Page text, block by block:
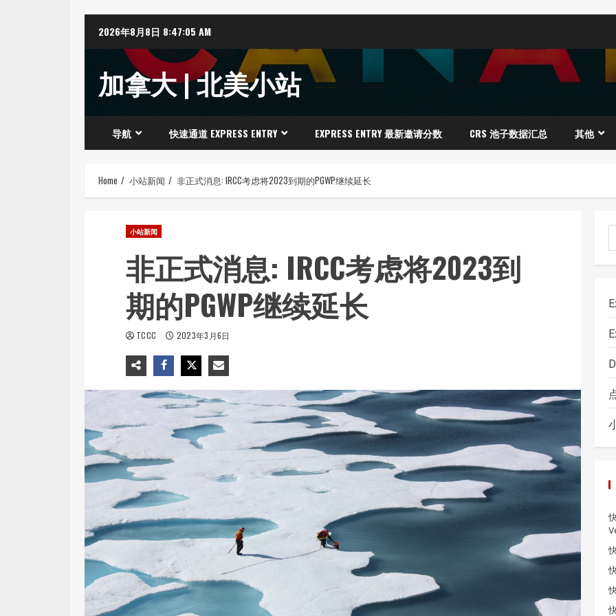
2026年8月8日 8:47:06 AM
加拿大 | 北美小站
导航 快速通道 EXPRESS ENTRY EXPRESS ENTRY 最新邀请分数 CRS 池子数据汇总 其他
Home 小站新闻 非正式消息: IRCC考虑将2023到期的PGWP继续延长
小站新闻
非正式消息: IRCC考虑将2023到
期的PGWP继续延长
TCCC 2023年3月6日